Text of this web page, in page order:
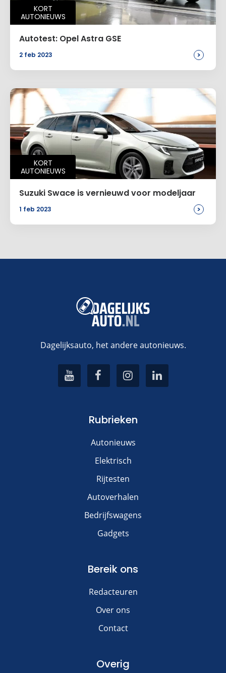
KORT
AUTONIEUWS
Autotest: Opel Astra GSE
2 feb 2023 >
KORT
AUTONIEUWS
Suzuki Swace is vernieuwd voor modeljaar
1 feb 2023 >
Dagelijksauto, het andere autonieuws.
Rubrieken
Autonieuws
Elektrisch
Rijtesten
Autoverhalen
Bedrijfswagens
Gadgets
Bereik ons
Redacteuren
Over ons
Contact
Overig